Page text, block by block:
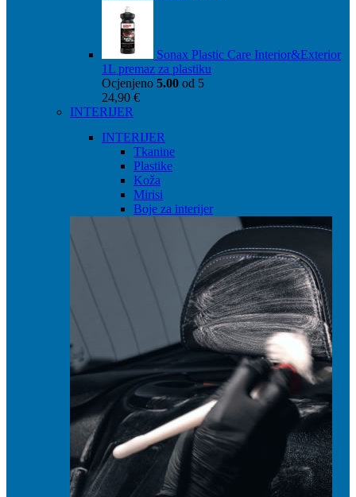
Sonax Plastic Care Interior&Exterior
1L premaz za plastiku
Ocjenjeno 5.00 od 5
24,90 €
INTERIJER
INTERIJER
Tkanine
Plastike
Koža
Mirisi
Boje za interijer